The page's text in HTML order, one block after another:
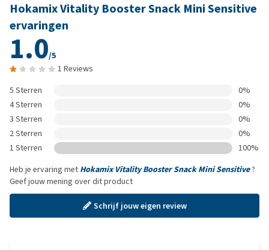
Hokamix Vitality Booster Snack Mini Sensitive
ervaringen
1.0/5
1 Reviews
5 Sterren
0%
4 Sterren
0%
3 Sterren
0%
2 Sterren
0%
1 Sterren
100%
Heb je ervaring met Hokamix Vitality Booster Snack Mini Sensitive?
Geef jouw mening over dit product
Schrijf jouw eigen review